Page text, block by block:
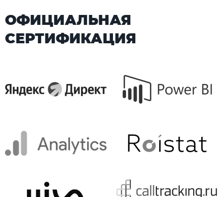
ОФИЦИАЛЬНАЯ
СЕРТИФИКАЦИЯ